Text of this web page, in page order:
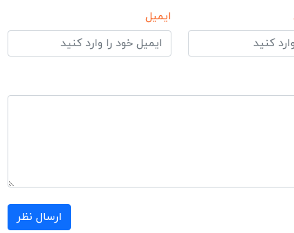
ایمیل
ارسال نظر